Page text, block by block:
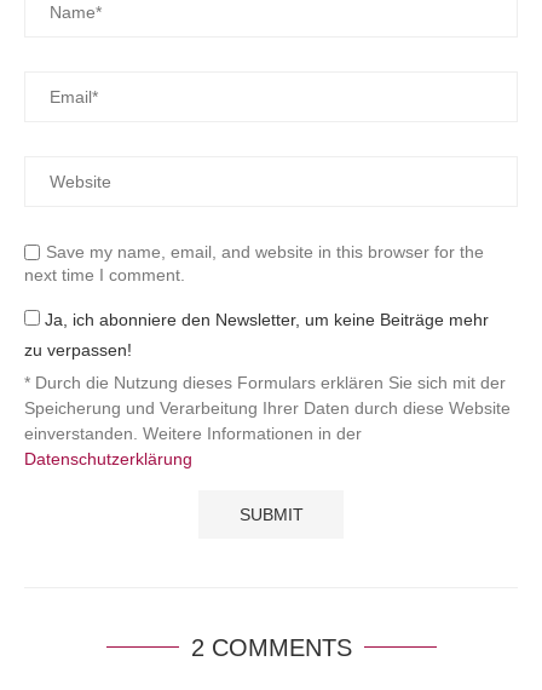
Save my name, email, and website in this browser for the
next time I comment.
Ja, ich abonniere den Newsletter, um keine Beiträge mehr
zu verpassen!
* Durch die Nutzung dieses Formulars erklären Sie sich mit der
Speicherung und Verarbeitung Ihrer Daten durch diese Website
einverstanden. Weitere Informationen in der
Datenschutzerklärung
2 COMMENTS